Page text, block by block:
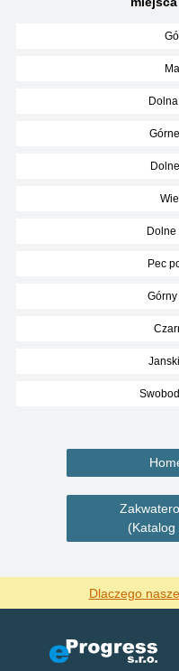
Dolne
Pec
(Katalog
Dlaczego